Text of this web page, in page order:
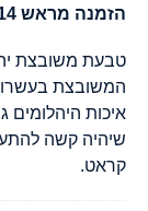
הזמנה מראש 10-14 ימי עסקים לייצור
טבעת משובצת
איכות היהלומים
קראט.